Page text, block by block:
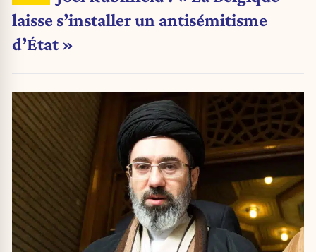
laisse s’installer un antisémitisme
d’État »